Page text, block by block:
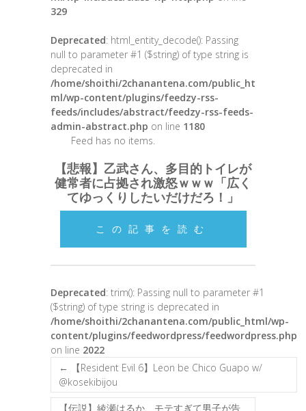
329
Deprecated: html_entity_decode(): Passing
null to parameter #1 ($string) of type string is
deprecated in
/home/shoithi/2chanantena.com/public_ht
ml/wp-content/plugins/feedzy-rss-
feeds/includes/abstract/feedzy-rss-feeds-
admin-abstract.php on line 1180
Feed has no items.
【悲報】乙武さん、多目的トイレが
健常者に占拠され激怒ｗｗｗ「広く
てゆっくりしたいだけだろ！」
この記事を読む
Deprecated: trim(): Passing null to parameter #1
($string) of type string is deprecated in
/home/shoithi/2chanantena.com/public_html/wp-
content/plugins/feedwordpress/feedwordpress.php
on line 2022
←
【Resident Evil 6】Leon be Chico Guapo w/
@kosekibijou
【伝説】綾瀬はるか、モテすぎて男子が告